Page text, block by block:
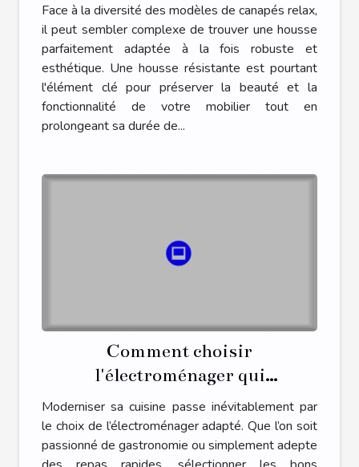
Face à la diversité des modèles de canapés relax,
il peut sembler complexe de trouver une housse
parfaitement adaptée à la fois robuste et
esthétique. Une housse résistante est pourtant
l'élément clé pour préserver la beauté et la
fonctionnalité de votre mobilier tout en
prolongeant sa durée de...
Comment choisir
l'électroménager qui
transformera votre cuisine ?
Moderniser sa cuisine passe inévitablement par
le choix de l’électroménager adapté. Que l’on soit
passionné de gastronomie ou simplement adepte